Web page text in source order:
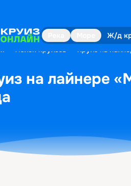
Ж/д
Поиск круизов Круиз на
на лайнере